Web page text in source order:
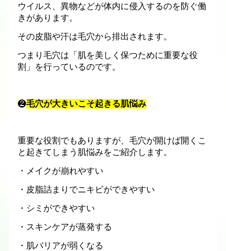
ウイルス、異物などが体内に侵入するのを防ぐ働
きがあります。
その皮脂や汗は毛穴から排出されます。
つまり毛穴は「肌を美しく保つために重要な役
割」を行っているのです。
❷毛穴が大きいこそ起きる肌悩み
重要な役割でもありますが、毛穴が開けば開くこ
と起きてしまう肌悩みをご紹介します。
・メイクが崩れやすい
・皮脂詰まりでニキビができやすい
・シミができやすい
・スキンケアが蒸発する
・肌バリアが弱くなる